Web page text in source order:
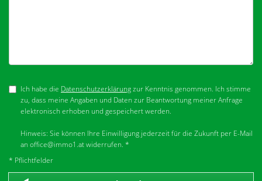
Ich habe die Datenschutzerklärungzur Kenntnis genommen. Ich stimme
zu, dass meine Angaben und Daten zur Beantwortung meiner Anfrage
elektronisch erhoben und gespeichert werden.
Hinweis: Sie können Ihre Einwilligung jederzeit für die Zukunft per E-Mail
an office@immo1.at widerrufen. *
* Pflichtfelder